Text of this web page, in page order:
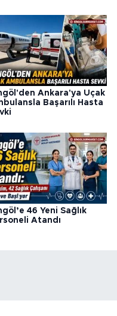
Ankara'ya Uçak
Başarılı Hasta
46 Yeni Sağlık
Atandı